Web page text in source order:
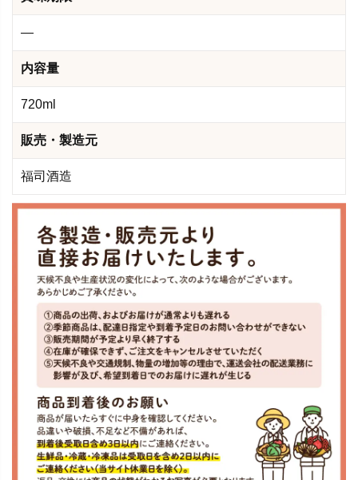
―
内容量
720ml
販売・製造元
福司酒造